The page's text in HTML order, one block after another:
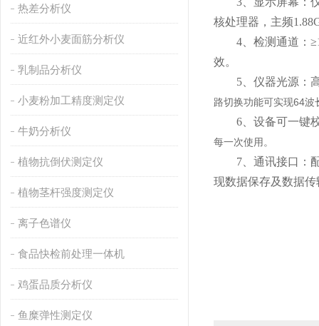
热差分析仪
近红外小麦面筋分析仪
乳制品分析仪
小麦粉加工精度测定仪
牛奶分析仪
植物抗倒伏测定仪
植物茎杆强度测定仪
离子色谱仪
食品快检前处理一体机
鸡蛋品质分析仪
鱼糜弹性测定仪
核处理器，主频
4、检测通道：
效。
5、仪器光源：高
路切换功能可实现64
6、设备可一键校
每一次使用。
7、通讯接口：配
现数据保存及数据传